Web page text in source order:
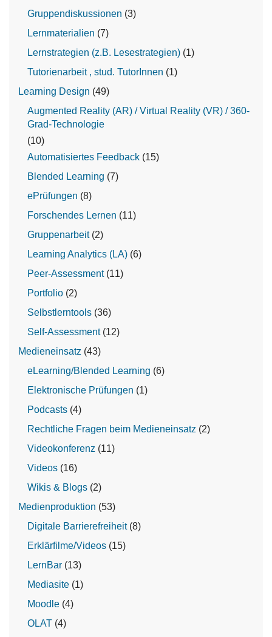
Gruppendiskussionen (3)
Lernmaterialien (7)
Lernstrategien (z.B. Lesestrategien) (1)
Tutorienarbeit , stud. TutorInnen (1)
Learning Design (49)
Augmented Reality (AR) / Virtual Reality (VR) / 360-
Grad-Technologie
(10)
Automatisiertes Feedback (15)
Blended Learning (7)
ePrüfungen (8)
Forschendes Lernen (11)
Gruppenarbeit(2)
Learning Analytics (LA) (6)
Peer-Assessment(11)
Portfolio (2)
Selbstlerntools (36)
Self-Assessment(12)
Medieneinsatz (43)
eLearning/Blended Learning (6)
Elektronische Prüfungen (1)
Podcasts (4)
Rechtliche Fragen beim Medieneinsatz (2)
Videokonferenz (11)
Videos (16)
Wikis & Blogs (2)
Medienproduktion (53)
Digitale Barrierefreiheit(8)
Erklärfilme/Videos (15)
LernBar (13)
Mediasite (1)
Moodle (4)
OLAT (4)